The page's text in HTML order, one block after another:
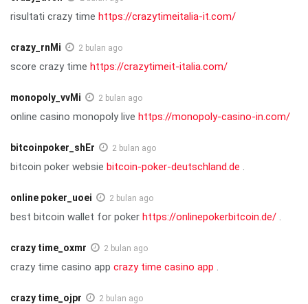
risultati crazy time https://crazytimeitalia-it.com/
crazy_rnMi 2 bulan ago
score crazy time https://crazytimeit-italia.com/
monopoly_vvMi 2 bulan ago
online casino monopoly live https://monopoly-casino-in.com/
bitcoinpoker_shEr 2 bulan ago
bitcoin poker websie bitcoin-poker-deutschland.de .
online poker_uoei 2 bulan ago
best bitcoin wallet for poker https://onlinepokerbitcoin.de/ .
crazy time_oxmr 2 bulan ago
crazy time casino app crazy time casino app .
crazy time_ojpr 2 bulan ago